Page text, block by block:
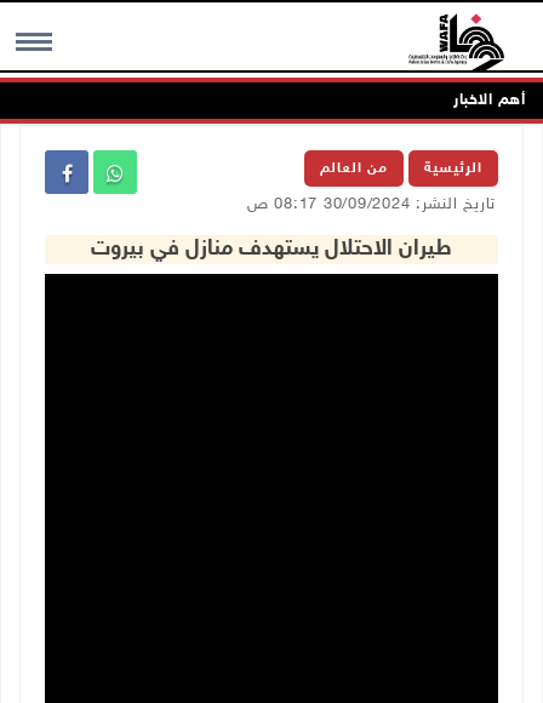
MENU أهم الاخبار
الرئيسية من العالم
تاريخ النشر: 30/09/2024 08:17 ص
طيران الاحتلال يستهدف منازل في بيروت